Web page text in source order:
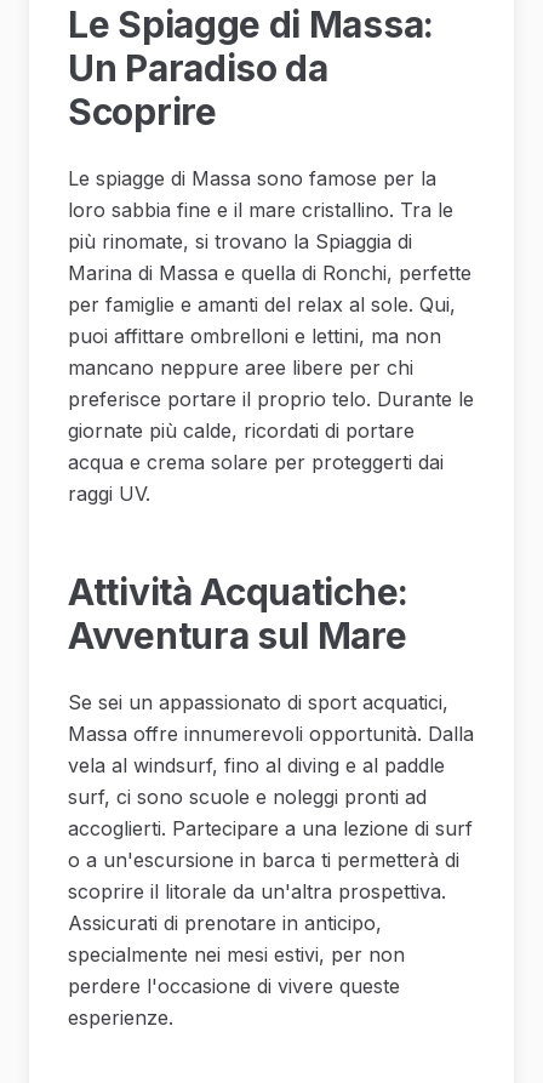
Le Spiagge di Massa:
Un Paradiso da
Scoprire
Le spiagge di Massa sono famose per la
loro sabbia fine e il mare cristallino. Tra le
più rinomate, si trovano la Spiaggia di
Marina di Massa e quella di Ronchi, perfette
per famiglie e amanti del relax al sole. Qui,
puoi affittare ombrelloni e lettini, ma non
mancano neppure aree libere per chi
preferisce portare il proprio telo. Durante le
giornate più calde, ricordati di portare
acqua e crema solare per proteggerti dai
raggi UV.
Attività Acquatiche:
Avventura sul Mare
Se sei un appassionato di sport acquatici,
Massa offre innumerevoli opportunità. Dalla
vela al windsurf, fino al diving e al paddle
surf, ci sono scuole e noleggi pronti ad
accoglierti. Partecipare a una lezione di surf
o a un'escursione in barca ti permetterà di
scoprire il litorale da un'altra prospettiva.
Assicurati di prenotare in anticipo,
specialmente nei mesi estivi, per non
perdere l'occasione di vivere queste
esperienze.